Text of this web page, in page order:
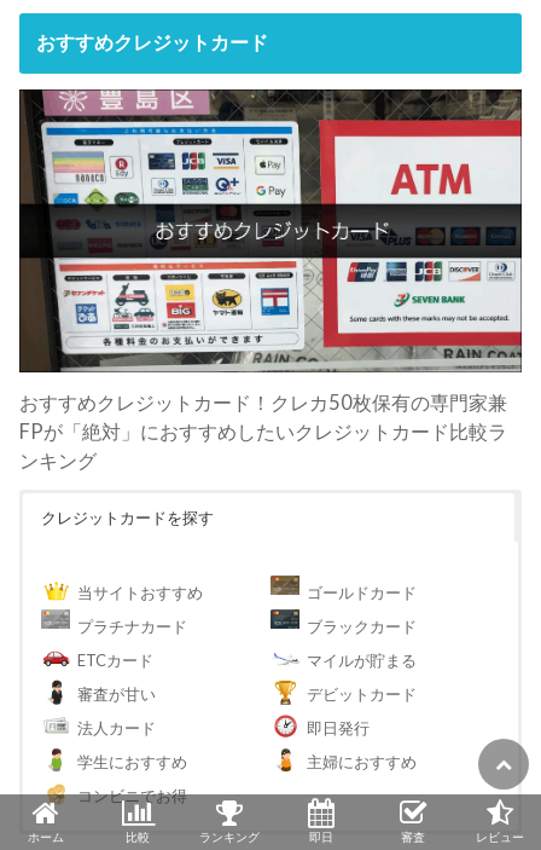
おすすめクレジットカード
おすすめクレジットカード！クレカ50枚保有の専門家兼
FPが「絶対」におすすめしたいクレジットカード比較ラ
ンキング
クレジットカードを探す
当サイトおすすめ
ゴールドカード
プラチナカード
ブラックカード
ETCカード
マイルが貯まる
審査が甘い
デビットカード
法人カード
即日発行
学生におすすめ
主婦におすすめ
コンビニでお得
ホーム 比較 ランキング 即日 審査 レビュー